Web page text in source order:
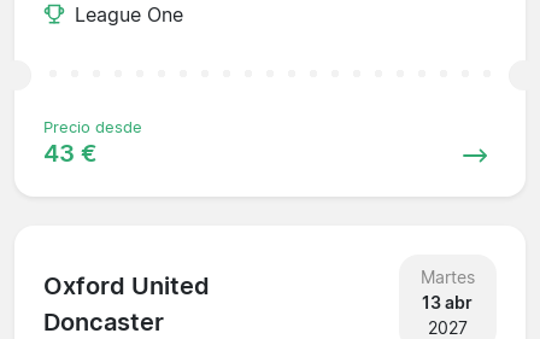
League One
Precio desde
43 €
Oxford United
Doncaster
Martes
13 abr
2027